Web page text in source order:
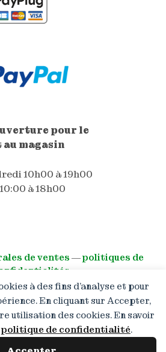
à des fins d’analyse et pour
En cliquant sur Accepter,
utilisation des cookies. En savoir
politique de confidentialité.
pour le
magasin
10h00 à 19h00
à 18h00
de ventes―politiques de
right reserved
pour les
de leur